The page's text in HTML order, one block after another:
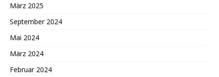
März 2025
September 2024
Mai 2024
März 2024
Februar 2024